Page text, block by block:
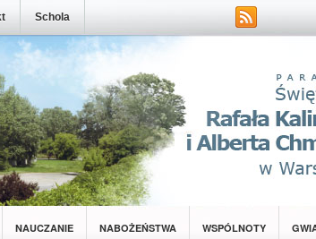
Schola
NAUCZANIE NABOŻEŃSTWA WSPÓLNOTY